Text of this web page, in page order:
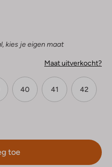
kies je eigen maat
Maat uitverkocht?
40 41 42
toe